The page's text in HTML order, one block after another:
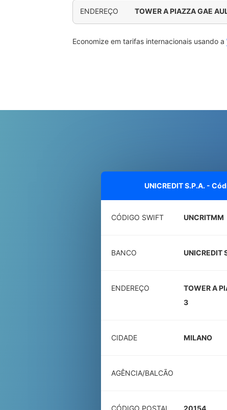
ENDEREÇO TOWER A PIAZZA GAE
Economize em tarifas internacionais usando a
UNICREDIT S.P.A. -
CÓDIGO SWIFT UNCRITMM
BANCO UNICREDIT
ENDEREÇO
TOWER A
3
CIDADE MILANO
AGÊNCIA/BALCÃO
CÓDIGO POSTAL 20154